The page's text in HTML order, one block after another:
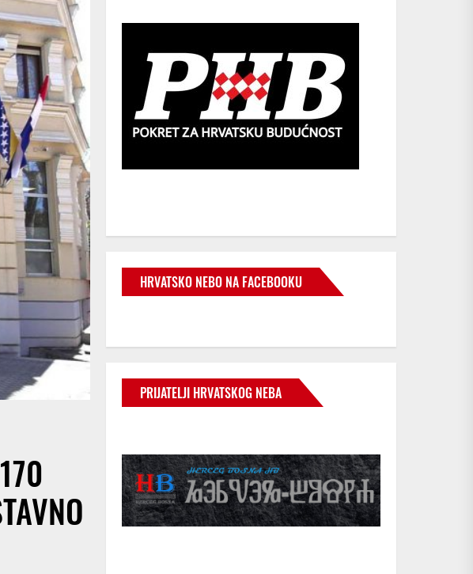
HRVATSKO NEBO NA FACEBOOKU
PRIJATELJI HRVATSKOG NEBA